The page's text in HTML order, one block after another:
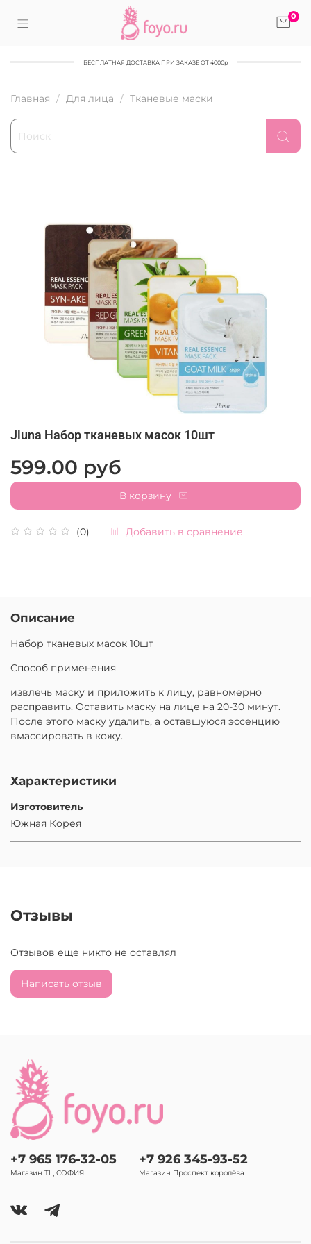
0
БЕСПЛАТНАЯ ДОСТАВКА ПРИ ЗАКАЗЕ ОТ 4000р
Главная Для лица Тканевые маски
Jluna Набор тканевых масок 10шт
(0) Добавить в сравнение
599.00 руб
В корзину
Описание
Набор тканевых масок 10шт
Способ применения
извлечь маску и приложить к лицу, равномерно
расправить. Оставить маску на лице на 20-30 минут.
После этого маску удалить, а оставшуюся эссенцию
вмассировать в кожу.
Характеристики
Изготовитель
Южная Корея
Отзывы
Отзывов еще никто не оставлял
Написать отзыв
+7 965 176-32-05
Магазин ТЦ СОФИЯ
+7 926 345-93-52
Магазин Проспект королёва